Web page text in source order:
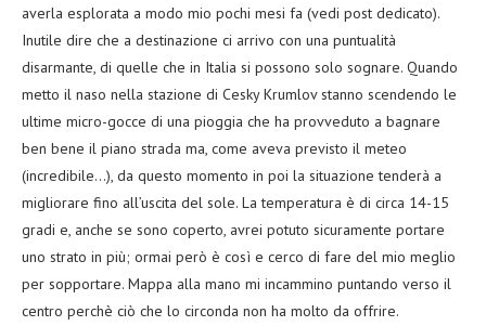
averla esplorata a modo mio pochi mesi fa (vedi post dedicato).
Inutile dire che a destinazione ci arrivo con una puntualità
disarmante, di quelle che in Italia si possono solo sognare. Quando
metto il naso nella stazione di Cesky Krumlov stanno scendendo le
ultime micro-gocce di una pioggia che ha provveduto a bagnare
ben bene il piano strada ma, come aveva previsto il meteo
(incredibile…), da questo momento in poi la situazione tenderà a
migliorare fino all’uscita del sole. La temperatura è di circa 14-15
gradi e, anche se sono coperto, avrei potuto sicuramente portare
uno strato in più; ormai però è così e cerco di fare del mio meglio
per sopportare. Mappa alla mano mi incammino puntando verso il
centro perchè ciò che lo circonda non ha molto da offrire.